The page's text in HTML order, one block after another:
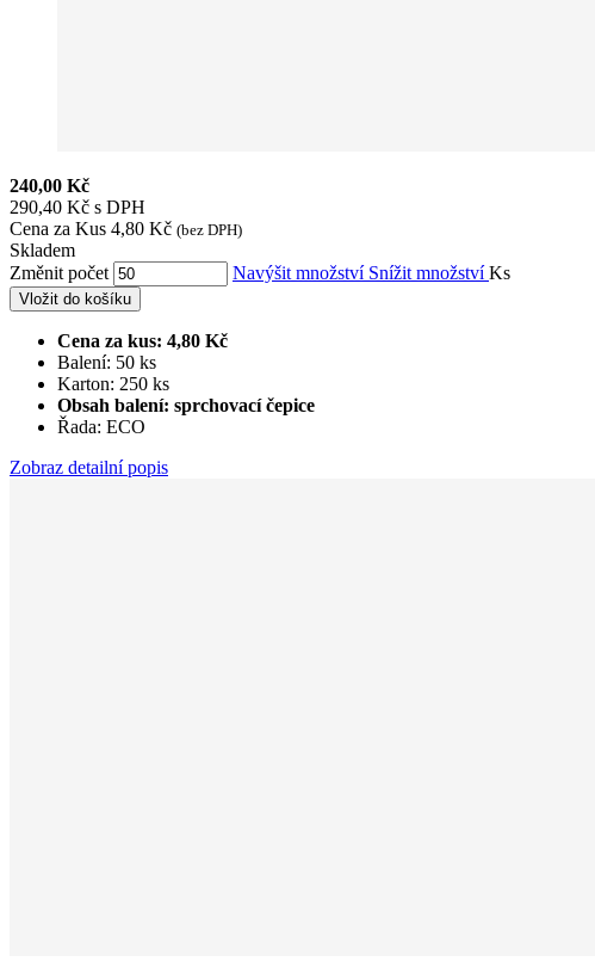
240,00 Kč
290,40 Kč s DPH
Cena za Kus 4,80 Kč (bez DPH)
Skladem
Změnit počet
Navýšit množství Snížit množstvíKs
Vložit do košíku
Cena za kus: 4,80 Kč
Balení: 50 ks
Karton: 250 ks
Obsah balení: sprchovací čepice
Řada: ECO
Zobraz detailní popis